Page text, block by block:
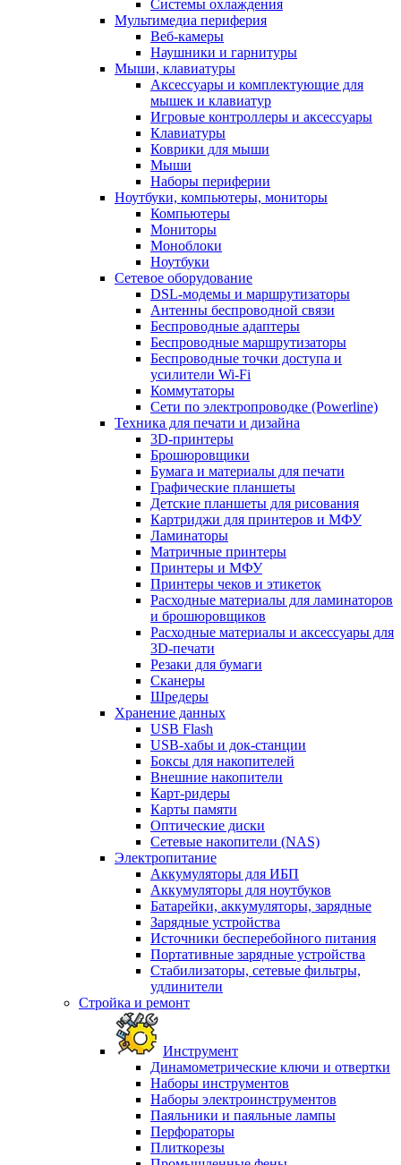
Системы охлаждения
Мультимедиа периферия
Веб-камеры
Наушники и гарнитуры
Мыши, клавиатуры
Аксессуары и комплектующие для
мышек и клавиатур
Игровые контроллеры и аксессуары
Клавиатуры
Коврики для мыши
Мыши
Наборы периферии
Ноутбуки, компьютеры, мониторы
Компьютеры
Мониторы
Моноблоки
Ноутбуки
Сетевое оборудование
DSL-модемы и маршрутизаторы
Антенны беспроводной связи
Беспроводные адаптеры
Беспроводные маршрутизаторы
Беспроводные точки доступа и
усилители Wi-Fi
Коммутаторы
Сети по электропроводке (Powerline)
Техника для печати и дизайна
3D-принтеры
Брошюровщики
Бумага и материалы для печати
Графические планшеты
Детские планшеты для рисования
Картриджи для принтеров и МФУ
Ламинаторы
Матричные принтеры
Принтеры и МФУ
Принтеры чеков и этикеток
Расходные материалы для ламинаторов
и брошюровщиков
Расходные материалы и аксессуары для
3D-печати
Резаки для бумаги
Сканеры
Шредеры
Хранение данных
USB Flash
USB-хабы и док-станции
Боксы для накопителей
Внешние накопители
Карт-ридеры
Карты памяти
Оптические диски
Сетевые накопители (NAS)
Электропитание
Аккумуляторы для ИБП
Аккумуляторы для ноутбуков
Батарейки, аккумуляторы, зарядные
Зарядные устройства
Источники бесперебойного питания
Портативные зарядные устройства
Стабилизаторы, сетевые фильтры,
удлинители
Стройка и ремонт
Инструмент
Динамометрические ключи и отвертки
Наборы инструментов
Наборы электроинструментов
Паяльники и паяльные лампы
Перфораторы
Плиткорезы